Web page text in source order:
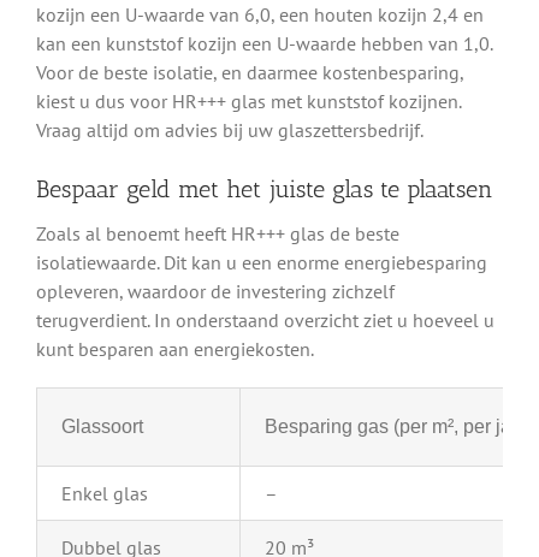
kozijn een U-waarde van 6,0, een houten kozijn 2,4 en
kan een kunststof kozijn een U-waarde hebben van 1,0.
Voor de beste isolatie, en daarmee kostenbesparing,
kiest u dus voor HR+++ glas met kunststof kozijnen.
Vraag altijd om advies bij uw glaszettersbedrijf.
Bespaar geld met het juiste glas te plaatsen
Zoals al benoemt heeft HR+++ glas de beste
isolatiewaarde. Dit kan u een enorme energiebesparing
opleveren, waardoor de investering zichzelf
terugverdient. In onderstaand overzicht ziet u hoeveel u
kunt besparen aan energiekosten.
Glassoort Besparing gas (per m², per jaar)
Enkel glas –
Dubbel glas 20 m³